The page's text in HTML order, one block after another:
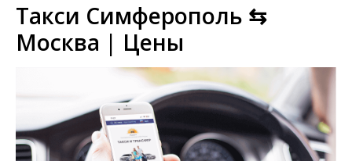
Такси Симферополь ⇆
Москва | Цены